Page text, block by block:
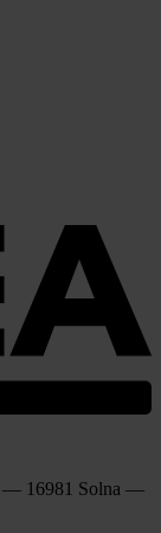
— 16981 Solna —